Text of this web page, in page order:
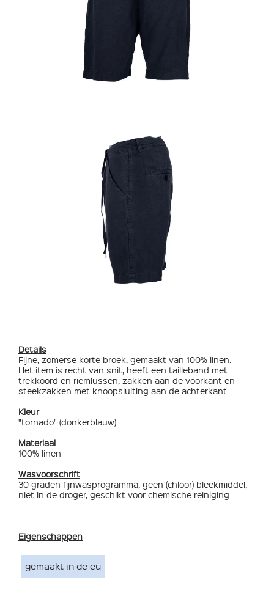
Details
Fijne, zomerse korte broek, gemaakt van 100% linen.
Het item is recht van snit, heeft een tailleband met
trekkoord en riemlussen, zakken aan de voorkant en
steekzakken met knoopsluiting aan de achterkant.
Kleur
"tornado" (donkerblauw)
Materiaal
100% linen
Wasvoorschrift
30 graden fijnwasprogramma, geen (chloor) bleekmiddel,
niet in de droger, geschikt voor chemische reiniging
Eigenschappen
gemaakt in de eu